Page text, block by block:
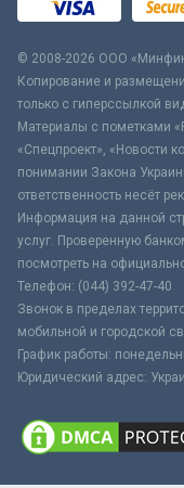
© 2008-2026 ООО
Копирование и
только с гиперссылкой
Материалы с пометками
«Спецпроект», «Новости
понимании Закона
ответственность несёт
Информация на данной
услуг. Проверенную
посмотреть на
Телефон: (044) 392-47-40
Звонок в пределах
мобильной и городской
График работы:
Юридический адрес: